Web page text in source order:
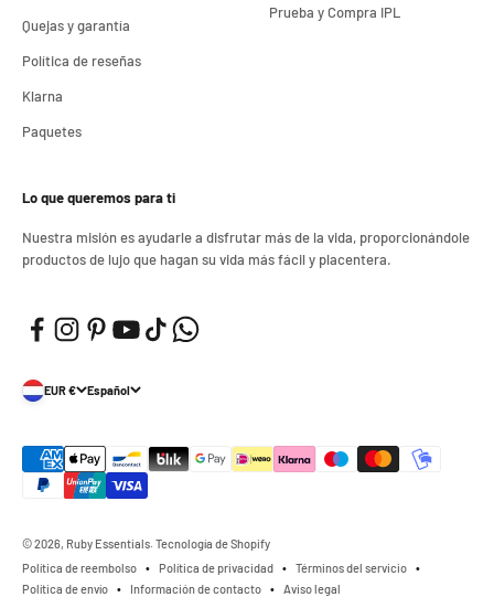
Quejas y garantía
Política de reseñas
Klarna
Paquetes
Prueba y Compra IPL
Lo que queremos para ti
Nuestra misión es ayudarle a disfrutar más de la vida, proporcionándole
productos de lujo que hagan su vida más fácil y placentera.
EUR € Español
© 2026, Ruby Essentials. Tecnología de Shopify
Política de reembolso
Política de privacidad
Términos del servicio
Política de envío
Información de contacto Aviso legal